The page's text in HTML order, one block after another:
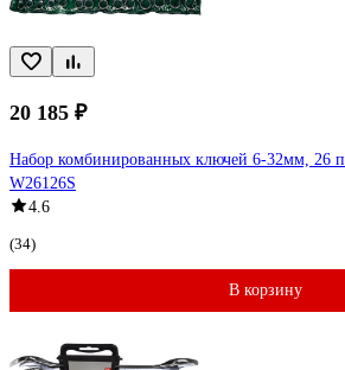
20 185 ₽
Набор комбинированных ключей 6-32мм, 26
W26126S
4.6
(34)
В корзину